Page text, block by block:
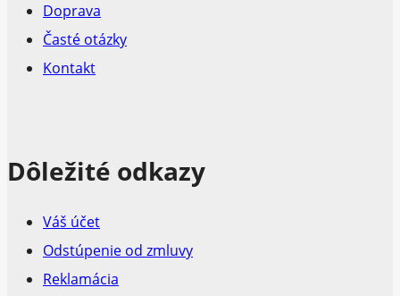
Doprava
Časté otázky
Kontakt
Dôležité odkazy
Váš účet
Odstúpenie od zmluvy
Reklamácia